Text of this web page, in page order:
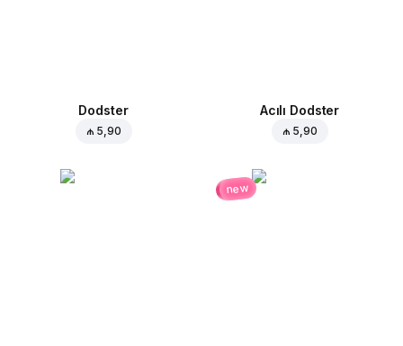
Dodster
₼ 5,90
Acılı Dodster
₼ 5,90
new